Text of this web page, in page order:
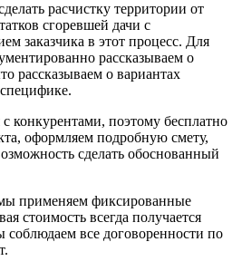
расчистку территории от
сгоревшей дачи с
заказчика в этот процесс. Для
рассказываем о
рассказываем о вариантах
конкурентами, поэтому бесплатно
оформляем подробную смету,
сделать обоснованный
применяем фиксированные
стоимость всегда получается
все договоренности по